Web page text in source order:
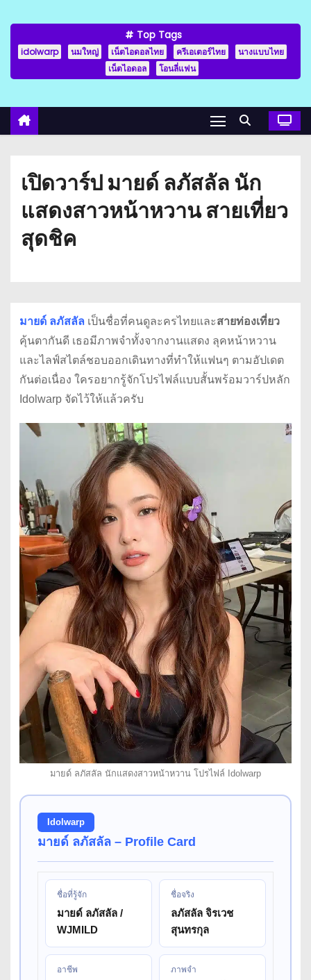
Top Tags
idolwarp นมใหญ่ เน็ตไอดอลไทย ครีเอเตอร์ไทย
นางแบบไทย
เน็ตไอดอล
โอนลี่แฟน
เปิดวาร์ป มายด์ ลภัสลัล นัก
แสดงสาวหน้าหวาน สายเที่ยว
สุดชิค
มายด์ ลภัสลัลเป็นชื่อที่คนดูละครไทยและสายท่องเที่ยว
คุ้นตากันดี เธอมีภาพจำทั้งจากงานแสดง ลุคหน้าหวาน
และไลฟ์สไตล์ชอบออกเดินทางที่ทำให้แฟนๆ ตามอัปเดต
กันต่อเนื่อง ใครอยากรู้จักโปรไฟล์แบบสั้นพร้อมวาร์ปหลัก
Idolwarp จัดไว้ให้แล้วครับ
มายด์ ลภัสลัล นักแสดงสาวหน้าหวาน โปรไฟล์ Idolwarp
Idolwarp
มายด์ ลภัสลัล – Profile Card
ชื่อที่รู้จัก
มายด์ ลภัสลัล /
WJMILD
ชื่อจริง
ลภัสลัล จิรเวช
สุนทรกุล
อาชีพ ภาพจำ